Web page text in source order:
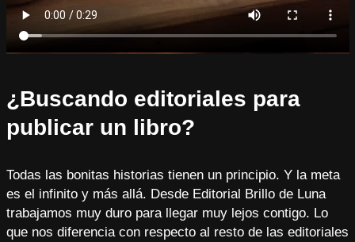
¿Buscando editoriales para
publicar un libro?
Todas las bonitas historias tienen un principio. Y la meta
es el infinito y más allá. Desde Editorial Brillo de Luna
trabajamos muy duro para llegar muy lejos contigo. Lo
que nos diferencia con respecto al resto de las editoriales